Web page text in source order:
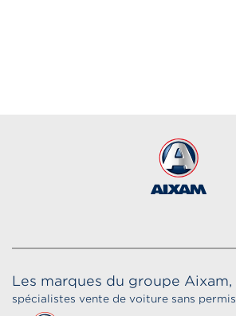
Les marques du groupe Aixam,
spécialistes vente de voiture sans permis